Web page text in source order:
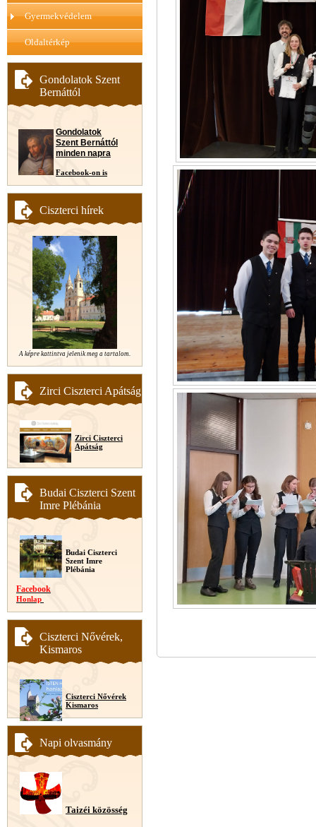
Gyermekvédelem
Oldaltérkép
Gondolatok Szent
Bernáttól
Gondolatok
Szent Bernáttól
minden napra
Facebook-on is
Ciszterci hírek
A képre kattintva jelenik meg a tartalom.
Zirci Ciszterci Apátság
Zirci Ciszterci
Apátság
Budai Ciszterci Szent
Imre Plébánia
Budai Ciszterci
Szent Imre
Plébánia
Facebook
Honlap
Ciszterci Nővérek,
Kismaros
Ciszterci Nővérek
Kismaros
Napi olvasmány
Taizéi közösség